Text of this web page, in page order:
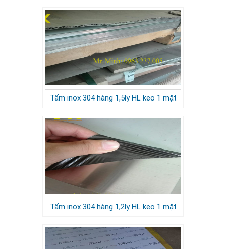
Tấm inox 304 hàng 1,5ly HL keo 1 mặt
Tấm inox 304 hàng 1,2ly HL keo 1 mặt